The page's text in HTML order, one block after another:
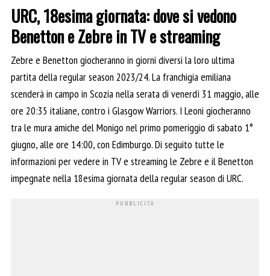
URC, 18esima giornata: dove si vedono
Benetton e Zebre in TV e streaming
Zebre e Benetton giocheranno in giorni diversi la loro ultima
partita della regular season 2023/24. La franchigia emiliana
scenderà in campo in Scozia nella serata di venerdì 31 maggio, alle
ore 20:35 italiane, contro i Glasgow Warriors. I Leoni giocheranno
tra le mura amiche del Monigo nel primo pomeriggio di sabato 1°
giugno, alle ore 14:00, con Edimburgo. Di seguito tutte le
informazioni per vedere in TV e streaming le Zebre e il Benetton
impegnate nella 18esima giornata della regular season di URC.